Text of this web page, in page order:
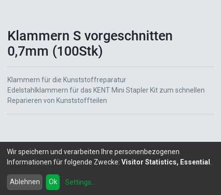
Klammern S vorgeschnitten
0,7mm (100Stk)
Klammern für die Kunststoffreparatur
Edelstahlklammern für das KENT Mini Stapler Kit zum schnellen
Reparieren von Kunststoffteilen
Powered by
- Die #1
Wir speichern und verarbeiten Ihre personenbezogenen
Informationen für folgende Zwecke: Visitor Statistics, Essential
Ablehnen Ok Settings...